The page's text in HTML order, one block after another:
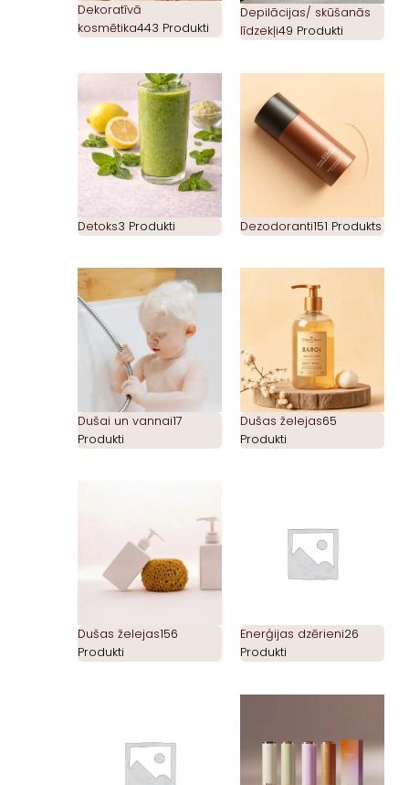
Dekoratīvā
kosmētika443 Produkti
Depilācijas/ skūšanās
līdzekļi49 Produkti
Detoks3 Produkti Dezodoranti151 Produkts
Dušai un vannai17
Produkti
Dušas želejas65
Produkti
Dušas želejas156
Produkti
Enerģijas dzērieni26
Produkti